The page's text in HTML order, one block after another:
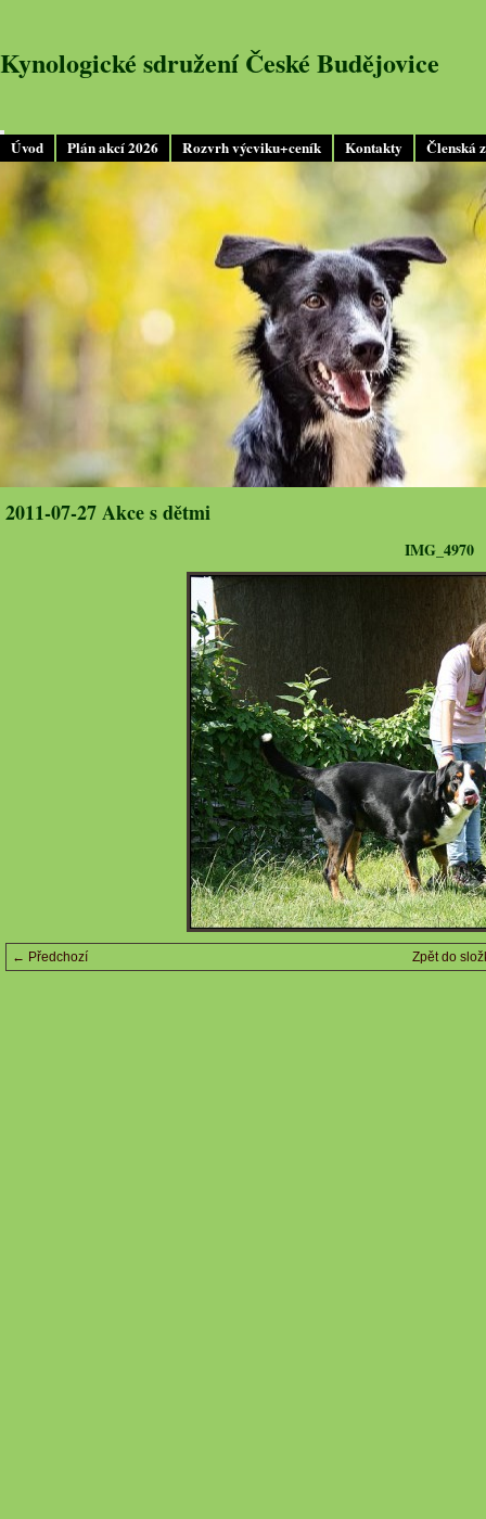
Úvod Plán akcí 2026 Rozvrh výcviku+ceník Kontakty Členská
Kynologické sdružení České Budějovice
2011-07-27 Akce s dětmi
IMG_4970
← Předchozí Zpět do